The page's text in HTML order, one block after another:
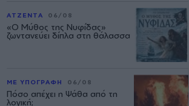
ΑΤΖΕΝΤΑ 06/08
«Ο Μύθος της Νυφίδας»
ζωντανεύει δίπλα στη θάλασσα
ΜΕ ΥΠΟΓΡΑΦΗ 06/08
Πόσο απέχει η Ψάθα από τη
λογική;